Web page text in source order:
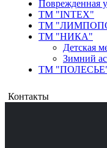
Поврежденная
ТМ "INTEX"
ТМ
ТМ "НИКА"
Детская
Зимний
ТМ
Контакты